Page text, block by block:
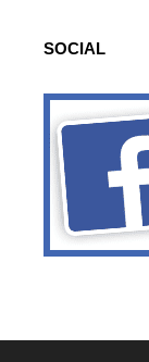
SOCIAL